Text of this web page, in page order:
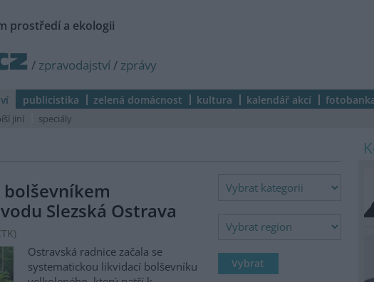
prostředí a ekologii
/ zpravodajství/ zprávy
publicistika zelená domácnost kultura kalendář akcí
jiní speciály
Slezská Ostrava
)
Ostravská radnice začala se
systematickou likvidací bolševníku